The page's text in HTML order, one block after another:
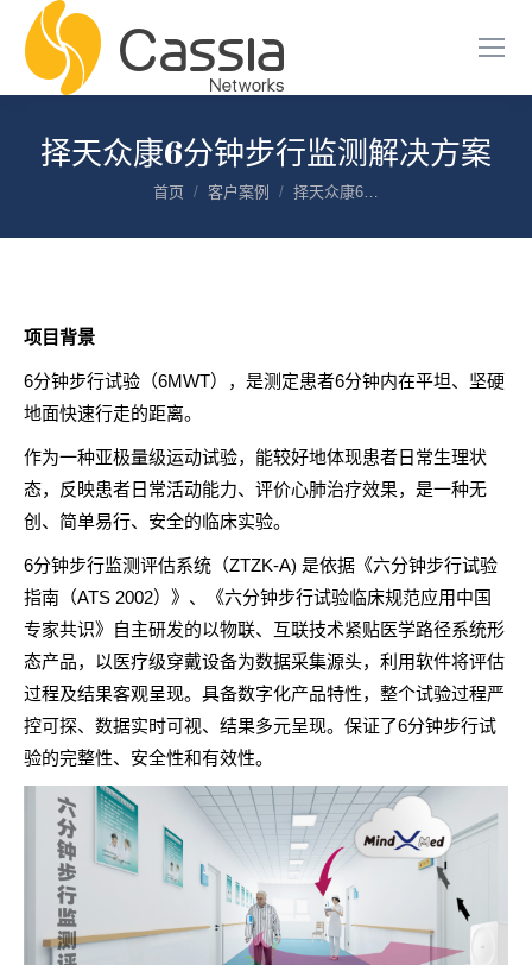
择天众康6分钟步行监测解决方案
您在这里：
首页 客户案例 择天众康6…
项目背景
6分钟步行试验（6MWT），是测定患者6分钟内在平坦、坚硬
地面快速行走的距离。
作为一种亚极量级运动试验，能较好地体现患者日常生理状
态，反映患者日常活动能力、评价心肺治疗效果，是一种无
创、简单易行、安全的临床实验。
6分钟步行监测评估系统（ZTZK-A) 是依据《六分钟步行试验
指南（ATS 2002）》、《六分钟步行试验临床规范应用中国
专家共识》自主研发的以物联、互联技术紧贴医学路径系统形
态产品，以医疗级穿戴设备为数据采集源头，利用软件将评估
过程及结果客观呈现。具备数字化产品特性，整个试验过程严
控可探、数据实时可视、结果多元呈现。保证了6分钟步行试
验的完整性、安全性和有效性。